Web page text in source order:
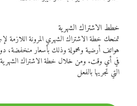
خطط الاشتراك الشهرية
تمنحك خطة الاشتراك الشهري المرونة اللازمة
هواتف أرضية ومحمولة وذلك بأسعار منخفضة،
في أي وقت. ومن خلال خطة الاشتراك الشهرية،
التي تجريها بالفعل